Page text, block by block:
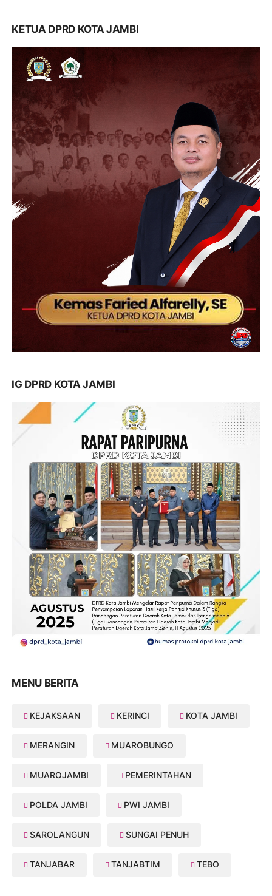
KETUA DPRD KOTA JAMBI
IG DPRD KOTA JAMBI
MENU BERITA
KEJAKSAAN KERINCI KOTA JAMBI
MERANGIN MUAROBUNGO
MUAROJAMBI PEMERINTAHAN
POLDA JAMBI PWI JAMBI
SAROLANGUN SUNGAI PENUH
TANJABAR TANJABTIM TEBO